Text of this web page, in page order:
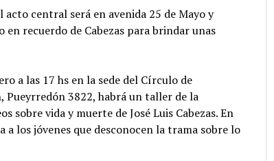
acto central será en avenida 25 de Mayo y
recuerdo de Cabezas para brindar unas
a las 17 hs en la sede del Círculo de
Pueyrredón 3822, habrá un taller de la
sobre vida y muerte de José Luis Cabezas. En
los jóvenes que desconocen la trama sobre lo